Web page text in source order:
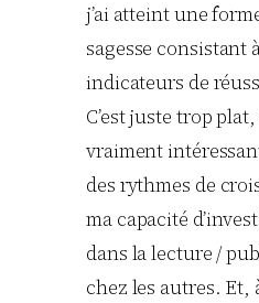
j’ai atteint une
sagesse consistant
indicateurs de
C’est juste trop
vraiment
des rythmes de
ma capacité
dans la lecture /
chez les autres. Et,